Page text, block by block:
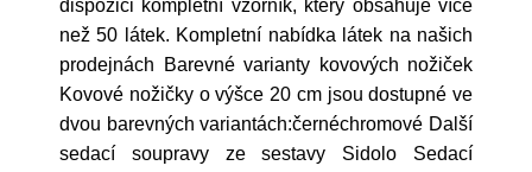
dispozici kompletní vzorník, který obsahuje více
než 50 látek. Kompletní nabídka látek na našich
prodejnách Barevné varianty kovových nožiček
Kovové nožičky o výšce 20 cm jsou dostupné ve
dvou barevných variantách:černéchromové Další
sedací soupravy ze sestavy Sidolo Sedací